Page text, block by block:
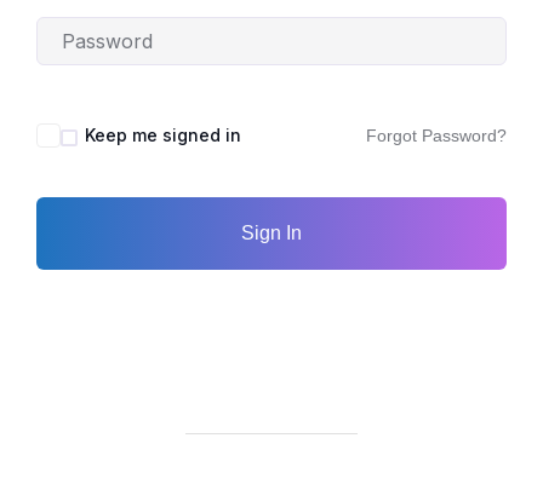
Keep me signed in Forgot Password?
Sign In